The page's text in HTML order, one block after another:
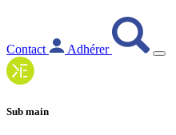
Contact Adhérer
Sub main